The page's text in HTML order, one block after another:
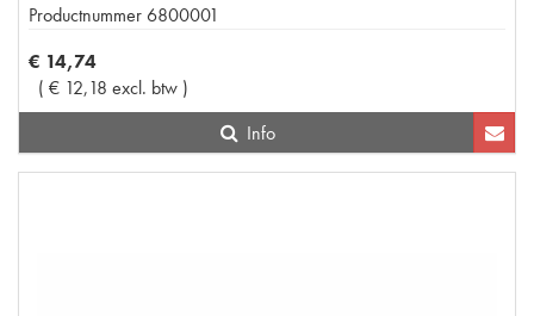
Productnummer 6800001
€ 14,74
( € 12,18 excl. btw )
Info